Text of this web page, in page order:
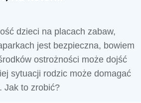
dzieci na placach zabaw,
jest bezpieczna, bowiem
ostrożności może dojść
sytuacji rodzic może domagać
Jak to zrobić?